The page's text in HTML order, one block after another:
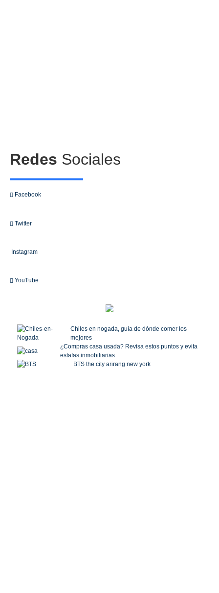
Redes Sociales
Facebook
Twitter
Instagram
YouTube
Chiles en nogada, guía de dónde comer los
mejores
¿Compras casa usada? Revisa estos puntos y evita
estafas inmobiliarias
BTS the city arirang new york